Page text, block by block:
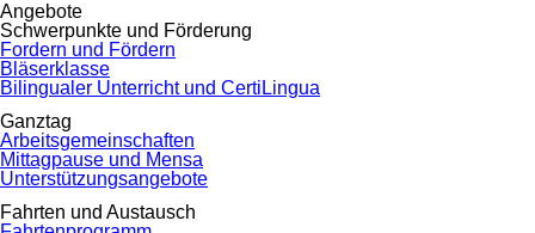
Angebote
Schwerpunkte und Förderung
Fordern und Fördern
Bläserklasse
Bilingualer Unterricht und CertiLingua
Ganztag
Arbeitsgemeinschaften
Mittagpause und Mensa
Unterstützungsangebote
Fahrten und Austausch